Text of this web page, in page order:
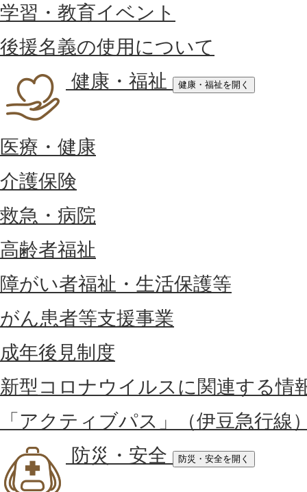
学習・教育イベント
後援名義の使用について
健康・福祉
健康・福祉を開く
医療・健康
介護保険
救急・病院
高齢者福祉
障がい者福祉・生活保護等
がん患者等支援事業
成年後見制度
新型コロナウイルスに関連する情
「アクティブパス」（伊豆急行線
防災・安全
防災・安全を開く